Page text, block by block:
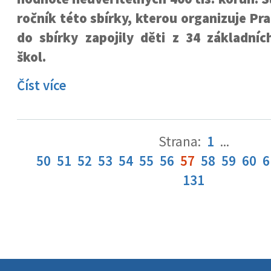
ročník této sbírky, kterou organizuje
do sbírky zapojily děti z 34
škol.
Číst více
Strana: 1 ...
50 51 52 53 54 55 56 57 58 59 60
131